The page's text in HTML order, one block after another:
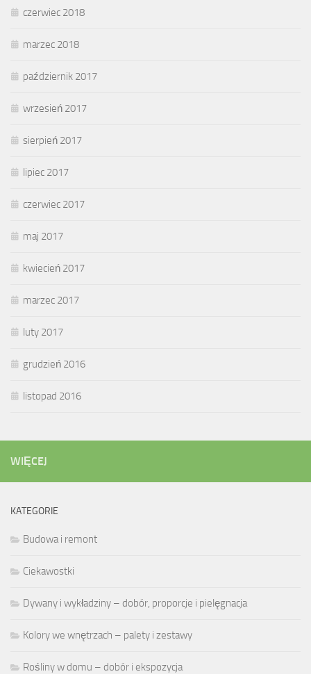
czerwiec 2018
marzec 2018
październik 2017
wrzesień 2017
sierpień 2017
lipiec 2017
czerwiec 2017
maj 2017
kwiecień 2017
marzec 2017
luty 2017
grudzień 2016
listopad 2016
WIĘCEJ
KATEGORIE
Budowa i remont
Ciekawostki
Dywany i wykładziny – dobór, proporcje i pielęgnacja
Kolory we wnętrzach – palety i zestawy
Rośliny w domu – dobór i ekspozycja